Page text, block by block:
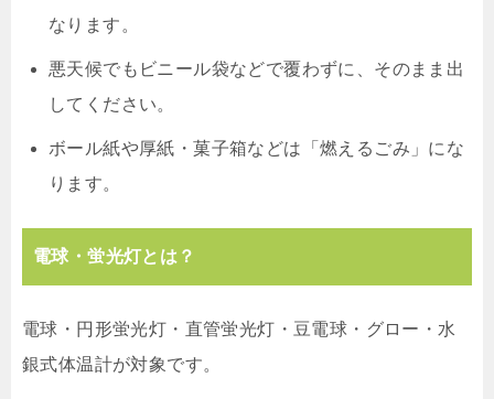
なります。
悪天候でもビニール袋などで覆わずに、そのまま出
してください。
ボール紙や厚紙・菓子箱などは「燃えるごみ」にな
ります。
電球・蛍光灯とは？
電球・円形蛍光灯・直管蛍光灯・豆電球・グロー・水
銀式体温計が対象です。